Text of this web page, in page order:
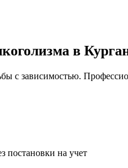
в
с зависимостью.
постановки на учет